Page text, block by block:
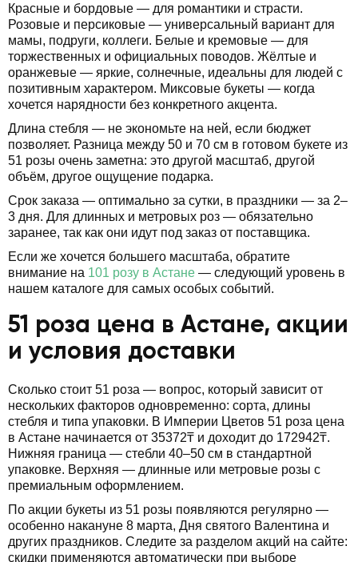
Красные и бордовые — для романтики и страсти.
Розовые и персиковые — универсальный вариант для
мамы, подруги, коллеги. Белые и кремовые — для
торжественных и официальных поводов. Жёлтые и
оранжевые — яркие, солнечные, идеальны для людей с
позитивным характером. Миксовые букеты — когда
хочется нарядности без конкретного акцента.
Длина стебля — не экономьте на ней, если бюджет
позволяет. Разница между 50 и 70 см в готовом букете из
51 розы очень заметна: это другой масштаб, другой
объём, другое ощущение подарка.
Срок заказа — оптимально за сутки, в праздники — за 2–
3 дня. Для длинных и метровых роз — обязательно
заранее, так как они идут под заказ от поставщика.
Если же хочется большего масштаба, обратите
внимание на 101 розу в Астане — следующий уровень в
нашем каталоге для самых особых событий.
51 роза цена в Астане, акции
и условия доставки
Сколько стоит 51 роза — вопрос, который зависит от
нескольких факторов одновременно: сорта, длины
стебля и типа упаковки. В Империи Цветов 51 роза цена
в Астане начинается от 35372₸ и доходит до 172942₸.
Нижняя граница — стебли 40–50 см в стандартной
упаковке. Верхняя — длинные или метровые розы с
премиальным оформлением.
По акции букеты из 51 розы появляются регулярно —
особенно накануне 8 марта, Дня святого Валентина и
других праздников. Следите за разделом акций на сайте:
скидки применяются автоматически при выборе